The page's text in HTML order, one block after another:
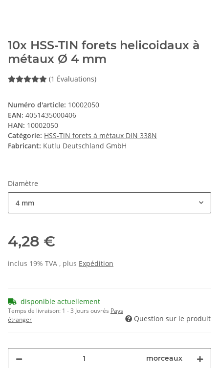
10x HSS-TIN forets helicoidaux à
métaux Ø 4 mm
(1 Évaluations)
Numéro d'article: 10002050
EAN: 4051435000406
HAN: 10002050
Catégorie: HSS-TiN forets à métaux DIN 338N
Fabricant: Kutlu Deutschland GmbH
Diamètre
4 mm
4,28 €
inclus 19% TVA , plus Expédition
disponible actuellement
Temps de livraison: 1 - 3 Jours ouvrés Pays
étranger
Question sur le produit
morceaux